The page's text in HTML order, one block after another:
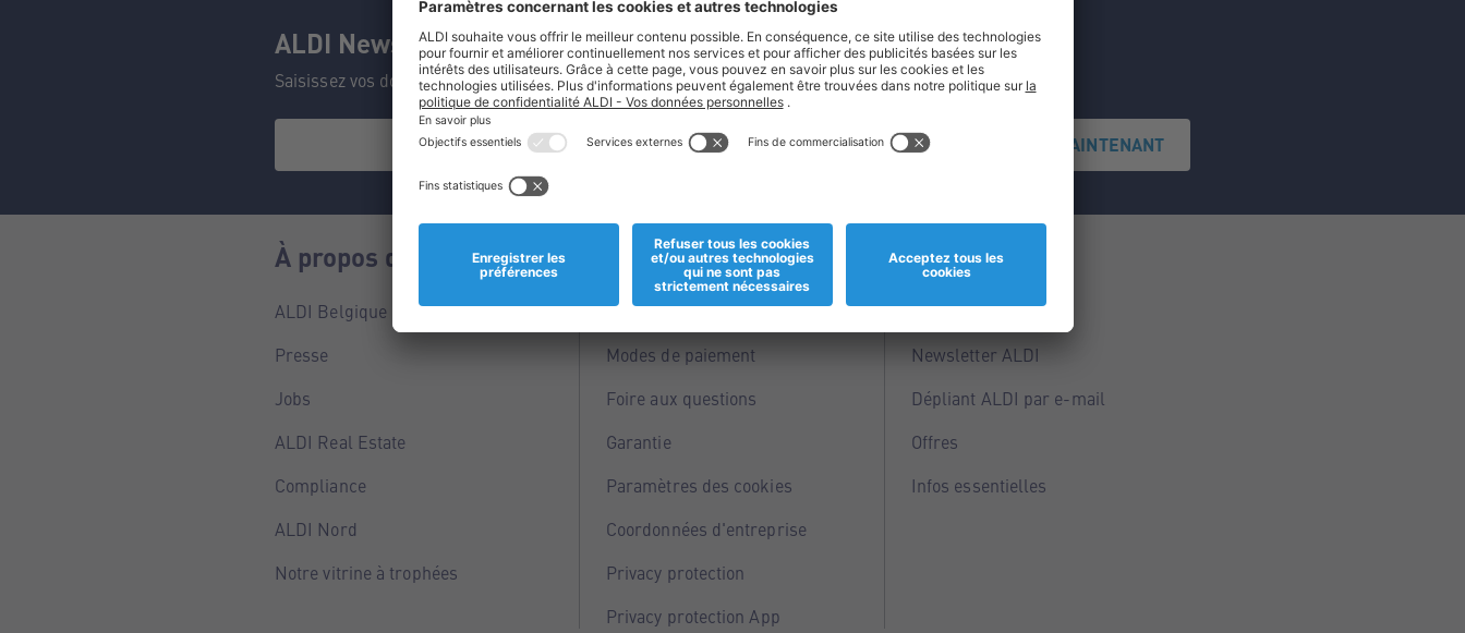
ALDI Newsletter
Saisissez vos données et ne manquez aucune de nos offres.
S'INSCRIRE MAINTENANT
À propos de nous
ALDI Belgique
Presse
Jobs
ALDI Real Estate
Compliance
ALDI Nord
Notre vitrine à trophées
Informations
Magasins
Modes de paiement
Foire aux questions
Garantie
Paramètres des cookies
Coordonnées d'entreprise
Privacy protection
Privacy protection App
Service
Points ALDI
Newsletter ALDI
Dépliant ALDI par e-mail
Offres
Infos essentielles